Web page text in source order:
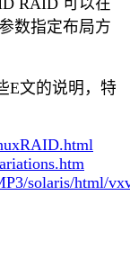
数指定布局方
E文的说明，特
solaris/html/